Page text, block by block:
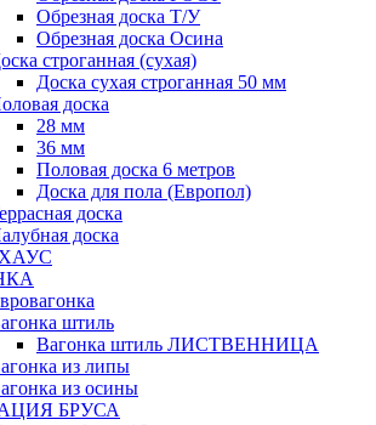
Обрезная доска Т/У
Обрезная доска Осина
строганная (сухая)
Доска сухая строганная 50 мм
доска
28 мм
36 мм
Половая доска 6 метров
Доска для пола (Европол)
доска
доска
штиль
Вагонка штиль ЛИСТВЕННИЦА
из липы
из осины
БРУСА